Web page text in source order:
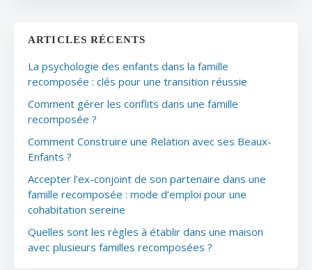
ARTICLES RÉCENTS
La psychologie des enfants dans la famille
recomposée : clés pour une transition réussie
Comment gérer les conflits dans une famille
recomposée ?
Comment Construire une Relation avec ses Beaux-
Enfants ?
Accepter l’ex-conjoint de son partenaire dans une
famille recomposée : mode d’emploi pour une
cohabitation sereine
Quelles sont les règles à établir dans une maison
avec plusieurs familles recomposées ?